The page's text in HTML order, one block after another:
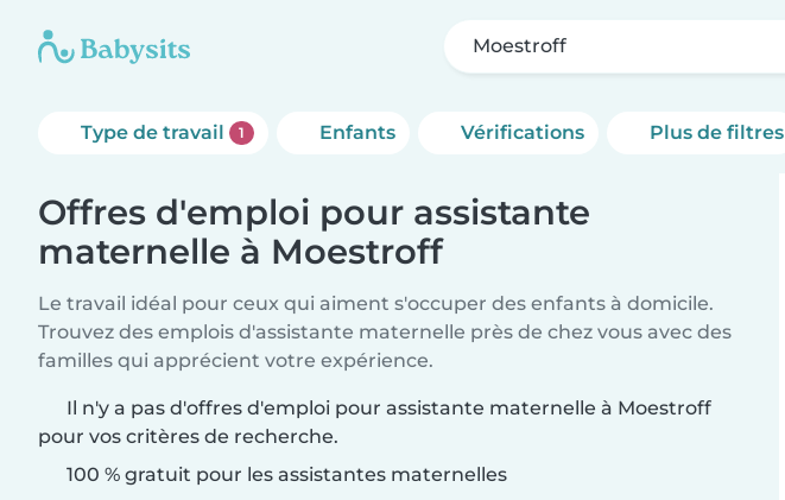
Moestroff
Type de travail 1 Enfants Vérifications Plus de filtres
Offres d'emploi pour assistante
maternelle à Moestroff
Le travail idéal pour ceux qui aiment s'occuper des enfants à domicile.
Trouvez des emplois d'assistante maternelle près de chez vous avec des
familles qui apprécient votre expérience.
Il n'y a pas d'offres d'emploi pour assistante maternelle à Moestroff
pour vos critères de recherche.
100 % gratuit pour les assistantes maternelles